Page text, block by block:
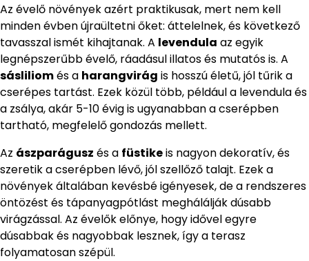
Az évelő növények azért praktikusak, mert nem kell
minden évben újraültetni őket: áttelelnek, és következő
tavasszal ismét kihajtanak. A levendula az egyik
legnépszerűbb évelő, ráadásul illatos és mutatós is. A
sásliliomés a harangvirág is hosszú életű, jól tűrik a
cserépes tartást. Ezek közül több, például a levendula és
a zsálya, akár 5-10 évig is ugyanabban a cserépben
tartható, megfelelő gondozás mellett.
Az ászparágusz és a füstikeis nagyon dekoratív, és
szeretik a cserépben lévő, jól szellőző talajt. Ezek a
növények általában kevésbé igényesek, de a rendszeres
öntözést és tápanyagpótlást meghálálják dúsabb
virágzással. Az évelők előnye, hogy idővel egyre
dúsabbak és nagyobbak lesznek, így a terasz
folyamatosan szépül.